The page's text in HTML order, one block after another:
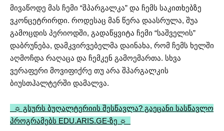
მივაწოდე მას ჩემი “შპარგალკა” და ჩემს საკითხებზე
ვკონცეტრირდი. როდესაც მან წერა დაასრულა, შუა
გამოცდის პერიოდში, გადაწყვიტა ჩემი “საშველის”
დაბრუნება, დამკვირვებელმა დაინახა, რომ ჩემს ხელში
აღმოჩდა რაღაცა და ჩემკენ გამოემართა. სხვა
ვერაფერი მოვიფიქრე თუ არა შპარგალკის
ბიუსთჰალტერში დამალვა.
☼ გსურს ბუღალტერიის შესწავლა? გაეცანი სასწავლო
პროგრამებს EDU.ARIS.GE-ზე ☼